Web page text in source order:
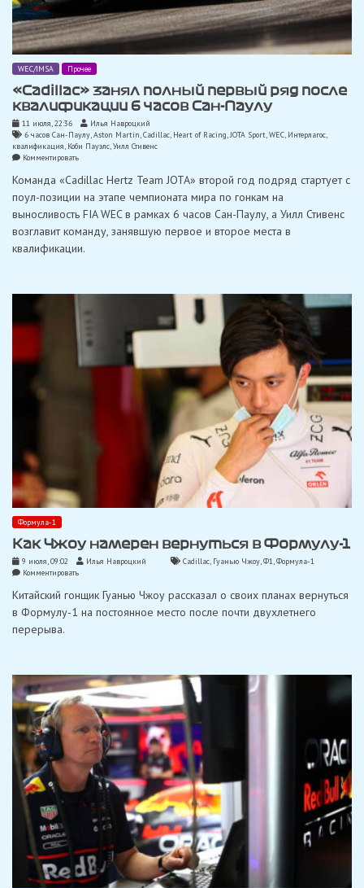
WEC/IMSA Прочее
«Cadillac» занял полный первый ряд после
квалификации 6 часов Сан-Паулу
11 июля, 22:36
Илья Навроцкий
6 часов Сан-Паулу,Aston Martin,Cadillac, Heart of Racing,JOTA Sport,WEC, Интерлагос
квалификация, Коби Пауэлс,Уилл Стивенс
Комментироватьon
занял
первый
ряд
квалификации
6
Команда «Cadillac Hertz Team JOTA» второй год подряд стартует с
поул-позиции на этапе чемпионата мира по гонкам на
выносливость FIA WEC в рамках 6 часов Сан-Паулу, а Уилл Стивенс
возглавит команду, занявшую первое и второе места в
квалификации.
Формула-1
Как Чжоу намерен вернуться в Формулу-1
9 июля, 09:02 Илья Навроцкий Cadillac Гуанью Чжоу Ф1 Формула-1
Комментироватьon
Чжоу
вернуться
Китайский гонщик Гуанью Чжоу рассказал о своих планах вернуться
в Формулу-1 на постоянное место после почти двухлетнего
перерыва.